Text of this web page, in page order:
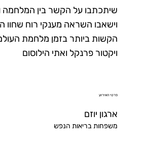
שיתכתבו על הקשר בין המלחמה
וישאבו השראה מענקי רוח שחוו
הקשות ביותר בזמן מלחמת
ויקטור פרנקל ואתי הילוסום
פרטי האירוע
ארגון יוזם
משפחות בריאות הנפש